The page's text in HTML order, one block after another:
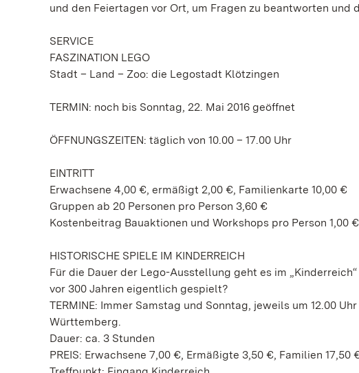
und den Feiertagen vor Ort, um Fragen zu beantworten und
SERVICE
FASZINATION LEGO
Stadt – Land – Zoo: die Legostadt Klötzingen
TERMIN: noch bis Sonntag, 22. Mai 2016 geöffnet
ÖFFNUNGSZEITEN: täglich von 10.00 – 17.00 Uhr
EINTRITT
Erwachsene 4,00 €, ermäßigt 2,00 €, Familienkarte 10,00 €
Gruppen ab 20 Personen pro Person 3,60 €
Kostenbeitrag Bauaktionen und Workshops pro Person 1,00 €
HISTORISCHE SPIELE IM KINDERREICH
Für die Dauer der Lego-Ausstellung geht es im
vor 300 Jahren eigentlich gespielt?
TERMINE: Immer Samstag und Sonntag, jeweils um 12.00
Württemberg.
Dauer: ca. 3 Stunden
PREIS: Erwachsene 7,00 €, Ermäßigte 3,50 €, Familien 17,50